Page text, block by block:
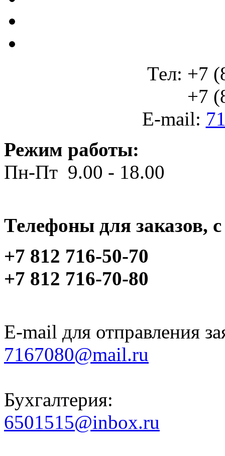
Тел: +7
+7
E-mail:
Режим работы:
Пн-Пт 9.00 - 18.00
Телефоны для заказов,
+7 812 716-50-70
+7 812 716-70-80
E-mail для отправления
7167080@mail.ru
Бухгалтерия:
6501515@inbox.ru